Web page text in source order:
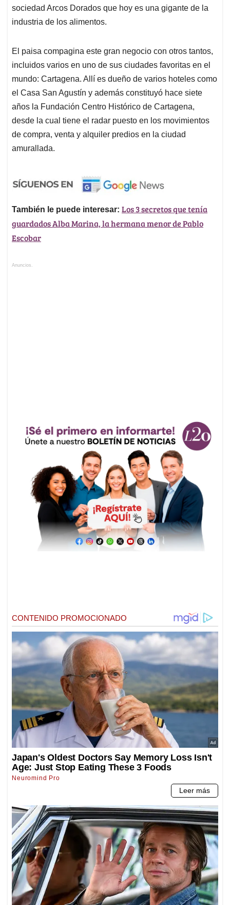
sociedad Arcos Dorados que hoy es una gigante de la
industria de los alimentos.
El paisa compagina este gran negocio con otros tantos,
incluidos varios en uno de sus ciudades favoritas en el
mundo: Cartagena. Allí es dueño de varios hoteles como
el Casa San Agustín y además constituyó hace siete
años la Fundación Centro Histórico de Cartagena,
desde la cual tiene el radar puesto en los movimientos
de compra, venta y alquiler predios en la ciudad
amurallada.
También le puede interesar: Los 3 secretos que tenía
guardados Alba Marina, la hermana menor de Pablo
Escobar
Anuncios.